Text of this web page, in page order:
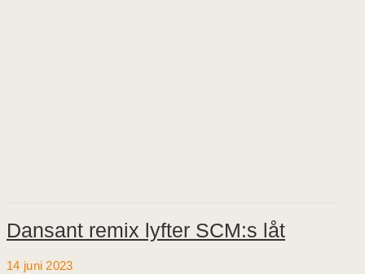
Dansant remix lyfter SCM:s låt
14 juni 2023